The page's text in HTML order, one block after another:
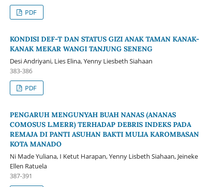
PDF
KONDISI DEF-T DAN STATUS GIZI ANAK TAMAN KANAK-
KANAK MEKAR WANGI TANJUNG SENENG
Desi Andriyani, Lies Elina, Yenny Liesbeth Siahaan
383-386
PDF
PENGARUH MENGUNYAH BUAH NANAS (ANANAS
COMOSUS L.MERR) TERHADAP DEBRIS INDEKS PADA
REMAJA DI PANTI ASUHAN BAKTI MULIA KAROMBASAN
KOTA MANADO
Ni Made Yuliana, I Ketut Harapan, Yenny Lisbeth Siahaan, Jeineke
Ellen Ratuela
387-391